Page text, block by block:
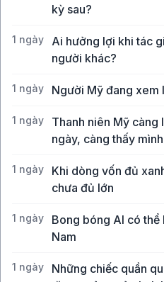
kỳ sau?
1 ngày
Ai hưởng lợi khi tác
người khác?
1 ngày Người Mỹ đang xem
1 ngày
Thanh niên Mỹ càng
ngày, càng thấy
1 ngày
Khi dòng vốn đủ
chưa đủ lớn
1 ngày
Bong bóng AI có
Nam
1 ngày
Những chiếc quần